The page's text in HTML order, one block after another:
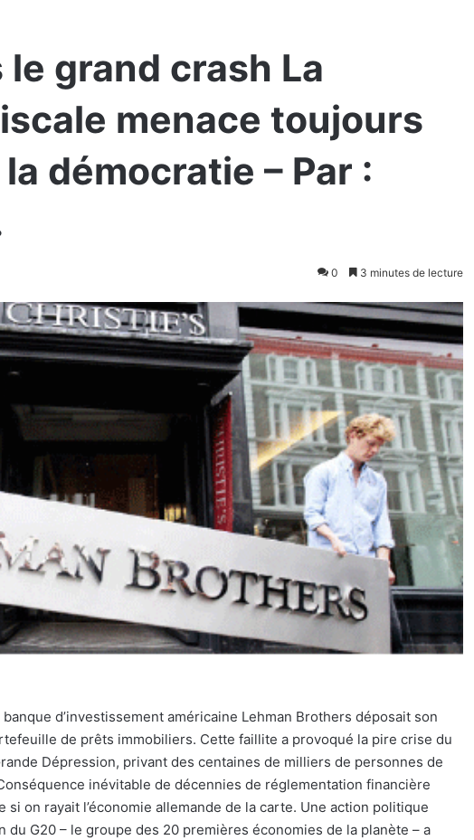
grand crash La
menace toujours
démocratie – Par :
0 3 minutes de lecture
d’investissement américaine Lehman Brothers déposait son
de prêts immobiliers. Cette faillite a provoqué la pire crise du
Dépression, privant des centaines de milliers de personnes de
inévitable de décennies de réglementation financière
si on rayait l’économie allemande de la carte. Une action politique
du G20 – le groupe des 20 premières économies de la planète – a